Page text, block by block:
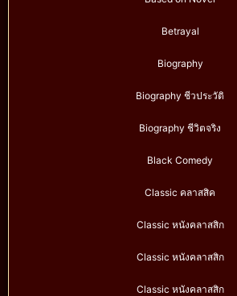
Betrayal
Biography
Biography ชีวประวัติ
Biography ชีวิตจริง
Black Comedy
Classic คลาสสิค
Classic หนังคลาสสิก
Classic หนังคลาสสิก
Classic หนังคลาสสิก